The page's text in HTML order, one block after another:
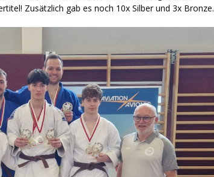
Zusätzlich gab es noch 10x Silber und 3x Bronze.